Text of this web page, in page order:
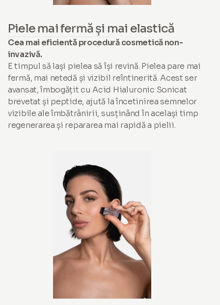
Piele mai fermă și mai elastică
Cea mai eficientă procedură cosmetică non-
invazivă.
E timpul să lași pielea să își revină. Pielea pare mai
fermă, mai netedă și vizibil reîntinerită. Acest ser
avansat, îmbogățit cu Acid Hialuronic Sonicat
brevetat și peptide, ajută la încetinirea semnelor
vizibile ale îmbătrânirii, susținând în același timp
regenerarea și repararea mai rapidă a pielii.